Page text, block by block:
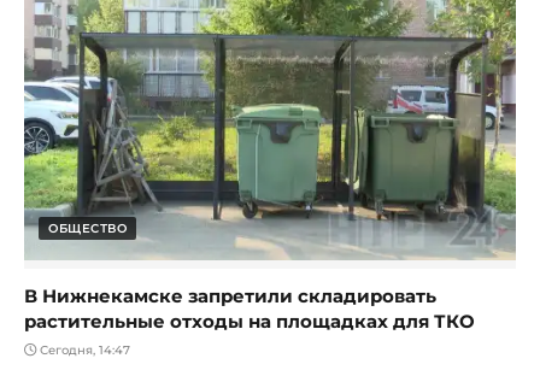
ОБЩЕСТВО
В Нижнекамске запретили складировать
растительные отходы на площадках для ТКО
Сегодня, 14:47